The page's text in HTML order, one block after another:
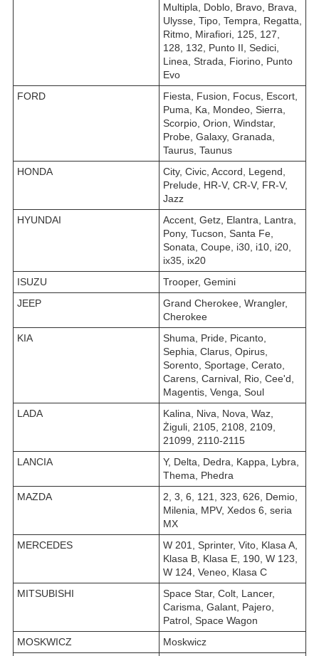
Multipla, Doblo, Bravo, Brava,
Ulysse, Tipo, Tempra, Regatta,
Ritmo, Mirafiori, 125, 127,
128, 132, Punto II, Sedici,
Linea, Strada, Fiorino, Punto
Evo
FORD
Fiesta, Fusion, Focus, Escort,
Puma, Ka, Mondeo, Sierra,
Scorpio, Orion, Windstar,
Probe, Galaxy, Granada,
Taurus, Taunus
HONDA
City, Civic, Accord, Legend,
Prelude, HR-V, CR-V, FR-V,
Jazz
HYUNDAI
Accent, Getz, Elantra, Lantra,
Pony, Tucson, Santa Fe,
Sonata, Coupe, i30, i10, i20,
ix35, ix20
ISUZU
Trooper, Gemini
JEEP
Grand Cherokee, Wrangler,
Cherokee
KIA
Shuma, Pride, Picanto,
Sephia, Clarus, Opirus,
Sorento, Sportage, Cerato,
Carens, Carnival, Rio, Cee'd,
Magentis, Venga, Soul
LADA
Kalina, Niva, Nova, Waz,
Żiguli, 2105, 2108, 2109,
21099, 2110-2115
LANCIA
Y, Delta, Dedra, Kappa, Lybra,
Thema, Phedra
MAZDA
2, 3, 6, 121, 323, 626, Demio,
Milenia, MPV, Xedos 6, seria
MX
MERCEDES
W 201, Sprinter, Vito, Klasa A,
Klasa B, Klasa E, 190, W 123,
W 124, Veneo, Klasa C
MITSUBISHI
Space Star, Colt, Lancer,
Carisma, Galant, Pajero,
Patrol, Space Wagon
MOSKWICZ
Moskwicz